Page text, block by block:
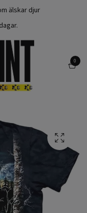
älskar djur
0